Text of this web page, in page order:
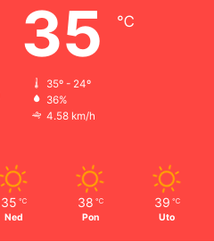
35 ℃
35º - 24º
36%
4.58 km/h
35 ℃
Ned
38 ℃
Pon
39 ℃
Uto